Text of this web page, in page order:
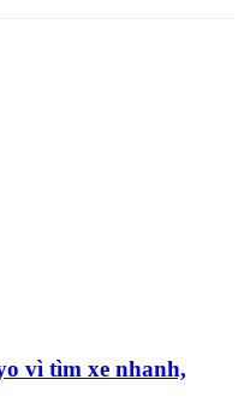
vì tìm xe nhanh,